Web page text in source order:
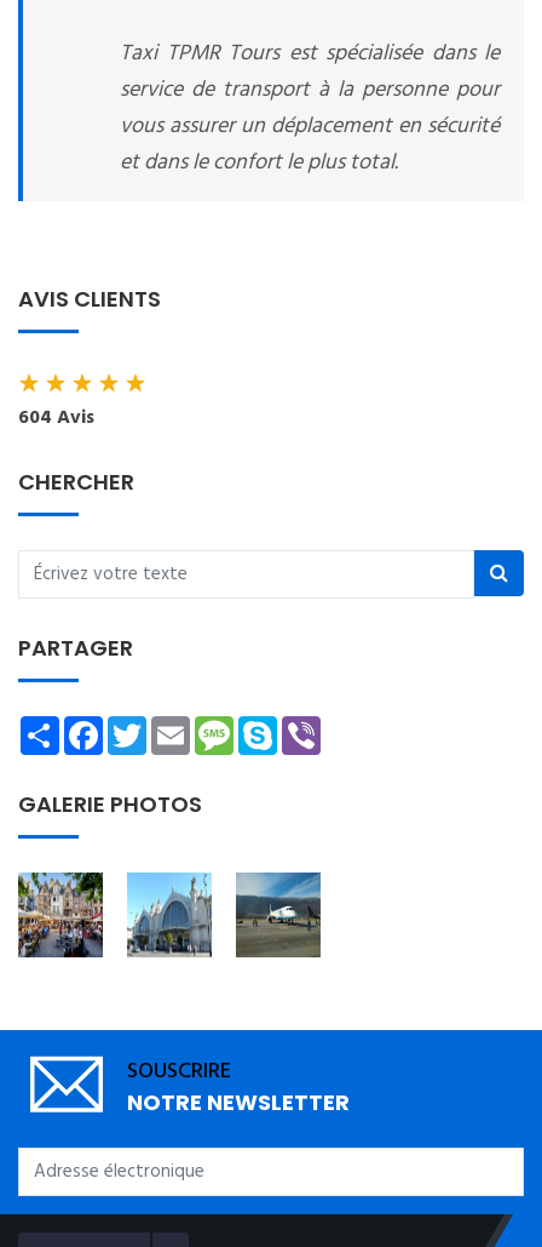
Taxi TPMR Tours est spécialisée dans le
service de transport à la personne pour
vous assurer un déplacement en sécurité
et dans le confort le plus total.
AVIS CLIENTS
★★★★★
604 Avis
CHERCHER
PARTAGER
ShareFacebookTwitterEmailMessage
Skype
GALERIE PHOTOS
SOUSCRIRE
NOTRE NEWSLETTER